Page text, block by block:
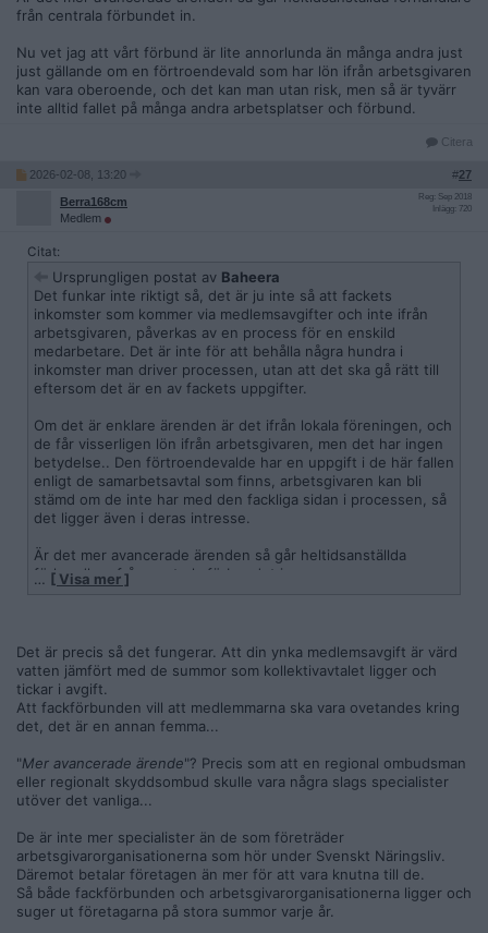
från centrala förbundet in.
Nu vet jag att vårt förbund är lite annorlunda än många andra just
just gällande om en förtroendevald som har lön ifrån arbetsgivaren
kan vara oberoende, och det kan man utan risk, men så är tyvärr
inte alltid fallet på många andra arbetsplatser och förbund.
Citera
2026-02-08, 13:20 #27
Berra168cm
Medlem
Reg: Sep 2018
Inlägg: 720
Citat:
Ursprungligen postat av Baheera
Det funkar inte riktigt så, det är ju inte så att fackets
inkomster som kommer via medlemsavgifter och inte ifrån
arbetsgivaren, påverkas av en process för en enskild
medarbetare. Det är inte för att behålla några hundra i
inkomster man driver processen, utan att det ska gå rätt till
eftersom det är en av fackets uppgifter.
Om det är enklare ärenden är det ifrån lokala föreningen, och
de får visserligen lön ifrån arbetsgivaren, men det har ingen
betydelse.. Den förtroendevalde har en uppgift i de här fallen
enligt de samarbetsavtal som finns, arbetsgivaren kan bli
stämd om de inte har med den fackliga sidan i processen, så
det ligger även i deras intresse.
Är det mer avancerade ärenden så går heltidsanställda
förhandlare från centrala förbundet in.
arbetsgivaren kan vara oberoende, och det kan man utan
risk, men så är tyvärr inte alltid fallet på många andra
arbetsplatser och förbund.
… [ Visa mer ]
Det är precis så det fungerar. Att din ynka medlemsavgift är värd
vatten jämfört med de summor som kollektivavtalet ligger och
tickar i avgift.
Att fackförbunden vill att medlemmarna ska vara ovetandes kring
det, det är en annan femma...
"Mer avancerade ärende"? Precis som att en regional ombudsman
eller regionalt skyddsombud skulle vara några slags specialister
utöver det vanliga...
De är inte mer specialister än de som företräder
arbetsgivarorganisationerna som hör under Svenskt Näringsliv.
Däremot betalar företagen än mer för att vara knutna till de.
Så både fackförbunden och arbetsgivarorganisationerna ligger och
suger ut företagarna på stora summor varje år.